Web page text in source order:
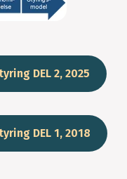
DEL 2, 2025
DEL 1, 2018